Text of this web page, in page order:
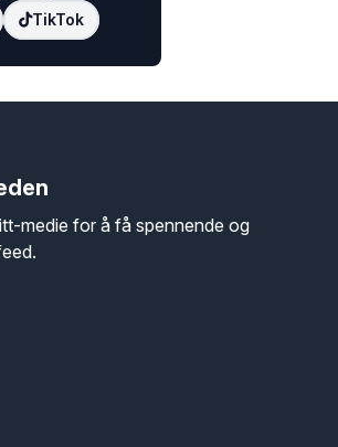
TikTok
medie for å få spennende og